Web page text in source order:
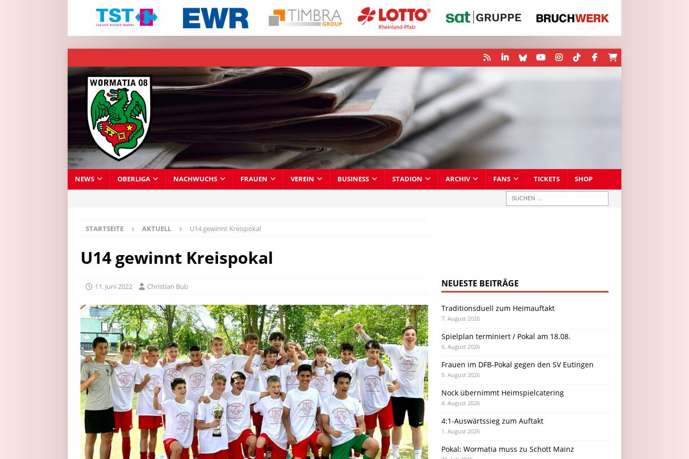
NEWS OBERLIGA NACHWUCHS FRAUEN VEREIN BUSINESS STADION ARCHIV FANS TICKETS SHOP
STARTSEITE AKTUELL U14 gewinnt Kreispokal
U14 gewinnt Kreispokal
11. Juni 2022 Christian Bub NEUESTE BEITRÄGE
Traditionsduell zum Heimauftakt
7. August 2026
Spielplan terminiert / Pokal am 18.08.
6. August 2026
Frauen im DFB-Pokal gegen den SV Eutingen
5. August 2026
Nock übernimmt Heimspielcatering
4. August 2026
4:1-Auswärtssieg zum Auftakt
1. August 2026
Pokal: Wormatia muss zu Schott Mainz